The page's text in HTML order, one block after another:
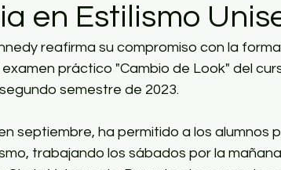
en Estilismo
reafirma su compromiso con la
práctico "Cambio de Look" del
semestre de 2023.
septiembre, ha permitido a los alumnos
trabajando los sábados por la